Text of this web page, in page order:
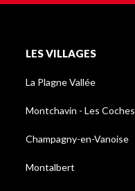
LES VILLAGES
La Plagne Vallée
Montchavin - Les Coches
Champagny-en-Vanoise
Montalbert